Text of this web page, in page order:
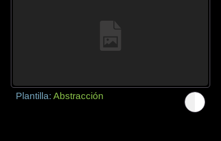
Plantilla:Abstracción